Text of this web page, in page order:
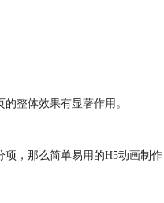
整体效果有显著作用。
，那么简单易用的H5动画制作